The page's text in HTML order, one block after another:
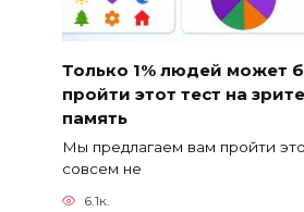
Только 1% людей может
пройти этот тест на
память
Мы предлагаем вам пройти
совсем не
6.1к.